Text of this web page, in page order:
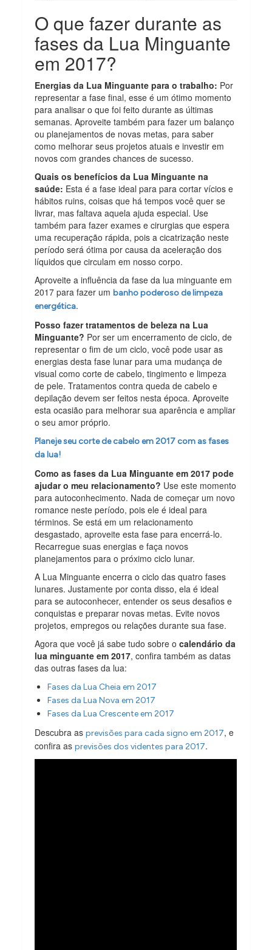
O que fazer durante as
fases da Lua Minguante
em 2017?
Energias da Lua Minguante para o trabalho: Por
representar a fase final, esse é um ótimo momento
para analisar o que foi feito durante as últimas
semanas. Aproveite também para fazer um balanço
ou planejamentos de novas metas, para saber
como melhorar seus projetos atuais e investir em
novos com grandes chances de sucesso.
Quais os benefícios da Lua Minguante na
saúde: Esta é a fase ideal para para cortar vícios e
hábitos ruins, coisas que há tempos você quer se
livrar, mas faltava aquela ajuda especial. Use
também para fazer exames e cirurgias que espera
uma recuperação rápida, pois a cicatrização neste
período será ótima por causa da aceleração dos
líquidos que circulam em nosso corpo.
Aproveite a influência da fase da lua minguante em
2017 para fazer umbanho poderoso de limpeza
energética.
Posso fazer tratamentos de beleza na Lua
Minguante? Por ser um encerramento de ciclo, de
representar o fim de um ciclo, você pode usar as
energias desta fase lunar para uma mudança de
visual como corte de cabelo, tingimento e limpeza
de pele. Tratamentos contra queda de cabelo e
depilação devem ser feitos nesta época. Aproveite
esta ocasião para melhorar sua aparência e ampliar
o seu amor próprio.
Planeje seu corte de cabelo em 2017 com as fases
da lua!
Como as fases da Lua Minguante em 2017 pode
ajudar o meu relacionamento? Use este momento
para autoconhecimento. Nada de começar um novo
romance neste período, pois ele é ideal para
términos. Se está em um relacionamento
desgastado, aproveite esta fase para encerrá-lo.
Recarregue suas energias e faça novos
planejamentos para o próximo ciclo lunar.
A Lua Minguante encerra o ciclo das quatro fases
lunares. Justamente por conta disso, ela é ideal
para se autoconhecer, entender os seus desafios e
conquistas e preparar novas metas. Evite novos
projetos, empregos ou relações durante sua fase.
Agora que você já sabe tudo sobre ocalendário da
lua minguante em 2017, confira também as datas
das outras fases da lua:
Fases da Lua Cheia em 2017
Fases da Lua Nova em 2017
Fases da Lua Crescente em 2017
Descubra asprevisões para cada signo em 2017, e
confira asprevisões dos videntes para 2017.